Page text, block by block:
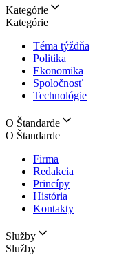
Kategórie
Kategórie
Téma týždňa
Politika
Ekonomika
Spoločnosť
Technológie
O Štandarde
O Štandarde
Firma
Redakcia
Princípy
História
Kontakty
Služby
Služby